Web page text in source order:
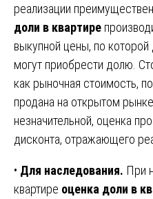
реализации
доли в квартире
выкупной цены, по
могут приобрести долю.
как рыночная стоимость,
продана на открытом
незначительной, оценка
дисконта, отражающего
• Для наследования. При
квартире оценка доли в